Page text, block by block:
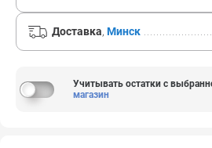
Доставка, Минск
Учитывать остатки с
магазин